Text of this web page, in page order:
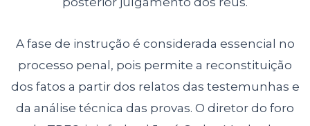
A fase de instrução é considerada essencial no
processo penal, pois permite a reconstituição
dos fatos a partir dos relatos das testemunhas e
da análise técnica das provas. O diretor do foro